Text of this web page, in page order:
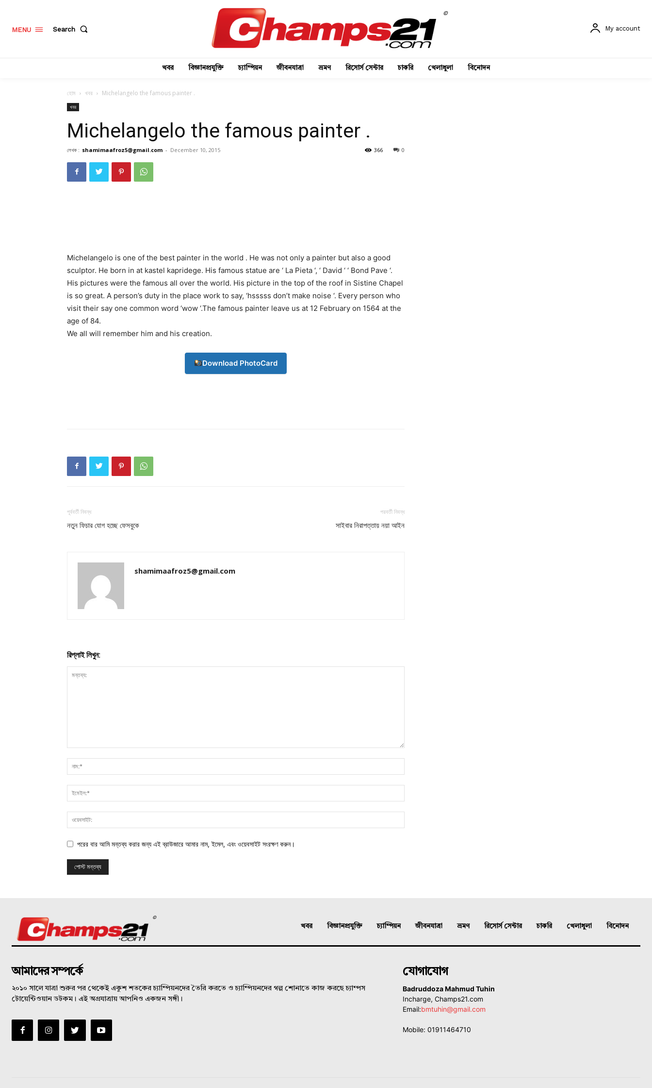
MENU Search
©
My account
খবর বিজ্ঞানপ্রযুক্তি চ্যাম্পিয়ন জীবনযাত্রা ভ্রমণ রিসোর্স সেন্টার চাকরি খেলাধুলা বিনোদন
হোম খবর Michelangelo the famous painter .
খবর
Michelangelo the famous painter .
লেখক : shamimaafroz5@gmail.com - December 10, 2015 0
366
Michelangelo is one of the best painter in the world . He was not only a painter but also a good
sculptor. He born in at kastel kapridege. His famous statue are ‘ La Pieta ‘, ‘ David ‘ ‘ Bond Pave ‘.
His pictures were the famous all over the world. His picture in the top of the roof in Sistine Chapel
is so great. A person’s duty in the place work to say, ‘hsssss don’t make noise ‘. Every person who
visit their say one common word ‘wow ‘.The famous painter leave us at 12 February on 1564 at the
age of 84.
We all will remember him and his creation.
Download PhotoCard
পূর্ববর্তী নিবন্ধ
নতুন ফিচার যোগ হচ্ছে ফেসবুকে
পরবর্তী নিবন্ধ
সাইবার নিরাপত্তায় নয়া আইন
shamimaafroz5@gmail.com
রিপ্লাই লিখুন:
পরের বার আমি মন্তব্য করার জন্য এই ব্রাউজারে আমার নাম, ইমেল, এবং ওয়েবসাইট সংরক্ষণ করুন।
©
খবর বিজ্ঞানপ্রযুক্তি চ্যাম্পিয়ন জীবনযাত্রা ভ্রমণ রিসোর্স সেন্টার চাকরি খেলাধুলা বিনোদন
আমাদের সম্পর্কে
২০১০ সালে যাত্রা শুরুর পর থেকেই একুশ শতকের চ্যাম্পিয়নদের তৈরি করতে ও চ্যাম্পিয়নদের গল্প শোনাতে কাজ করছে চ্যাম্পস
টোয়েন্টিওয়ান ডটকম। এই অগ্রযাত্রায় আপনিও একজন সঙ্গী।
যোগাযোগ
Badruddoza Mahmud Tuhin
Incharge, Champs21.com
Email:bmtuhin@gmail.com
Mobile: 01911464710